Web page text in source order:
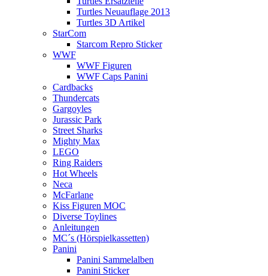
Turtles Neuauflage 2013
Turtles 3D Artikel
StarCom
Starcom Repro Sticker
WWF
WWF Figuren
WWF Caps Panini
Cardbacks
Thundercats
Gargoyles
Jurassic Park
Street Sharks
Mighty Max
LEGO
Ring Raiders
Hot Wheels
Neca
McFarlane
Kiss Figuren MOC
Diverse Toylines
Anleitungen
MC´s (Hörspielkassetten)
Panini
Panini Sammelalben
Panini Sticker